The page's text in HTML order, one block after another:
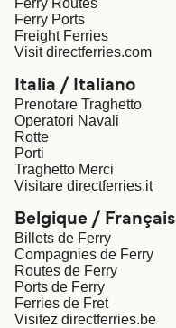
Ferry tickets
Route & Port finder
United States
Australia
Ireland
Canada
Россия
Ferry Routes
Ferry Ports
Freight Ferries
Visit directferries.com
Italia / Italiano
Prenotare Traghetto
Operatori Navali
Rotte
Porti
Traghetto Merci
Visitare directferries.it
Belgique / Français
Billets de Ferry
Compagnies de Ferry
Routes de Ferry
Ports de Ferry
Ferries de Fret
Visitez directferries.be